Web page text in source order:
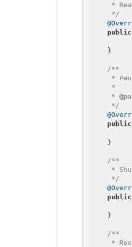
*
     */
public
    }
/**
*
     *
     *
     */
public
    }
/**
*
     */
public
    }
/**
*